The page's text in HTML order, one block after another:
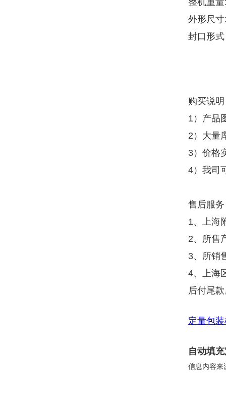
整机重
外形尺
封口形
购买说
1）产品
2）大量
3）价格
4）我司
售后服
1、上海
2、所售
3、所销
4、上海
后付尾
定量包
自动填
信息内容来